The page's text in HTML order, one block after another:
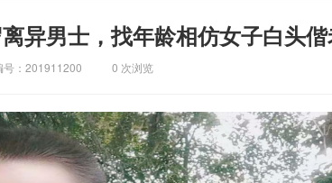
异男士，找年龄相仿女子白头
号：201911200 0 次浏览